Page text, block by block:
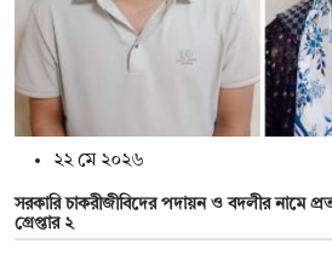
২২ মে ২০২৬
সরকারি চাকরীজীবিদের পদায়ন ও বদলীর নামে
গ্রেপ্তার ২